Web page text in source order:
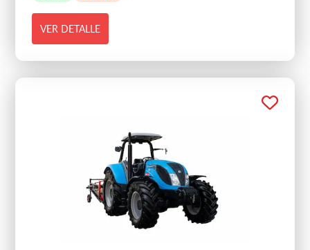
VER DETALLE